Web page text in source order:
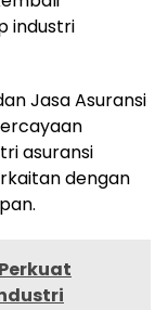
industri
Jasa Asuransi
asuransi
dengan